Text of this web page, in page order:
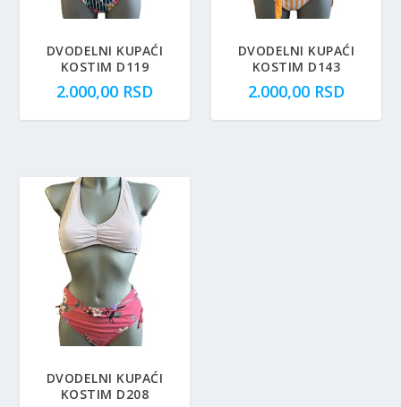
DVODELNI KUPAĆI
KOSTIM D119
2.000,00 RSD
DVODELNI KUPAĆI
KOSTIM D143
2.000,00 RSD
DVODELNI KUPAĆI
KOSTIM D208